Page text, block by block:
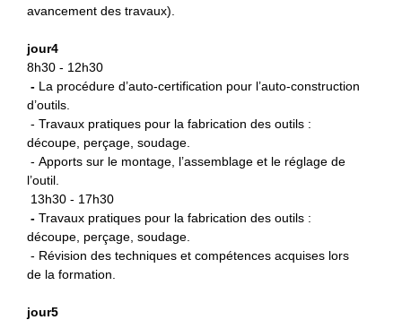
avancement des travaux).
jour4
8h30 - 12h30
- La procédure d’auto-certification pour l’auto-construction
d’outils.
- Travaux pratiques pour la fabrication des outils :
découpe, perçage, soudage.
- Apports sur le montage, l’assemblage et le réglage de
l’outil.
13h30 - 17h30
- Travaux pratiques pour la fabrication des outils :
découpe, perçage, soudage.
- Révision des techniques et compétences acquises lors
de la formation.
jour5